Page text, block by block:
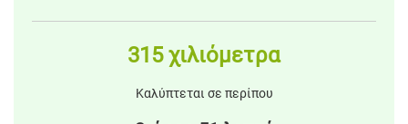
315 χιλιόμετρα
Καλύπτεται σε περίπου